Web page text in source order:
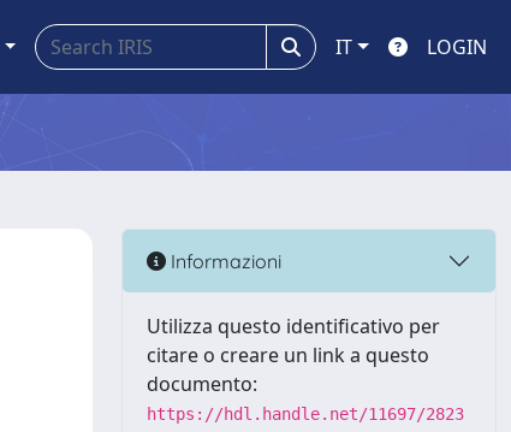
IT LOGIN
Informazioni
Utilizza questo identificativo per
citare o creare un link a questo
documento:
https://hdl.handle.net/11697/2823